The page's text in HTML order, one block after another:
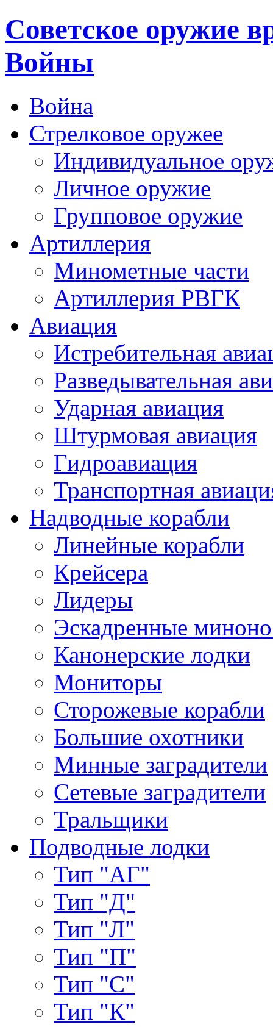
Cоветское оружие
Войны
Война
Стрелковое оружее
Индивидуальное
Личное оружие
Групповое оружие
Артиллерия
Минометные части
Артиллерия РВГК
Авиация
Истребительная
Разведывательная
Ударная авиация
Штурмовая авиация
Гидроавиация
Транспортная
Надводные корабли
Линейные корабли
Крейсера
Лидеры
Эскадренные
Канонерские лодки
Мониторы
Сторожевые корабли
Большие охотники
Минные заградители
Сетевые заградители
Тральщики
Подводные лодки
Тип "АГ"
Тип "Д"
Тип "Л"
Тип "П"
Тип "С"
Тип "К"